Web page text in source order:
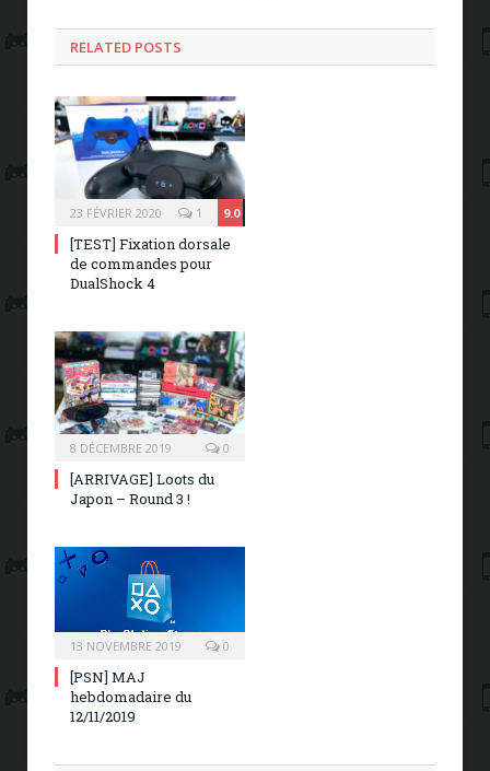
RELATED POSTS
23 FÉVRIER 2020 9.0
1
[TEST] Fixation dorsale
de commandes pour
DualShock 4
8 DÉCEMBRE 2019 0
[ARRIVAGE] Loots du
Japon – Round 3 !
13 NOVEMBRE 2019 0
[PSN] MAJ
hebdomadaire du
12/11/2019